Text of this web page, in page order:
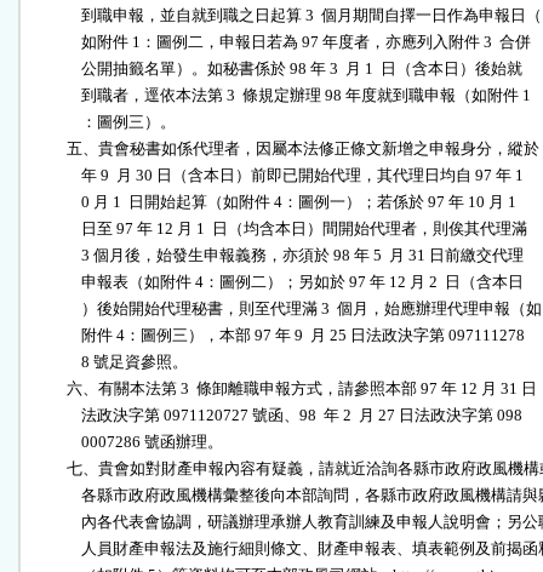
              到職申報，並自就到職之日起算 3  個月期間自擇一日作為申報日（
              如附件 1：圖例二，申報日若為 97 年度者，亦應列入附件 3  合併
              公開抽籤名單）。如秘書係於 98 年 3  月 1  日（含本日）後始就
              到職者，逕依本法第 3  條規定辦理 98 年度就到職申報（如附件 1
              ：圖例三）。
五、貴會秘書如係代理者，因屬本法修正條文新增之申報身分，縱
              年 9  月 30 日（含本日）前即已開始代理，其代理日均自 97 年 1
              0 月 1  日開始起算（如附件 4：圖例一）；若係於 97 年 10 月 1
              日至 97 年 12 月 1  日（均含本日）間開始代理者，則俟其代理滿
              3 個月後，始發生申報義務，亦須於 98 年 5  月 31 日前繳交代理
              申報表（如附件 4：圖例二）；另如於 97 年 12 月 2  日（含本日
              ）後始開始代理秘書，則至代理滿 3  個月，始應辦理代理申報（如
              附件 4：圖例三），本部 97 年 9  月 25 日法政決字第 097111278
              8 號足資參照。
          六、有關本法第 3  條卸離職申報方式，請參照本部 97 年 12 月 31 日
              法政決字第 0971120727 號函、98  年 2  月 27 日法政決字第 098
              0007286 號函辦理。
七、貴會如對財產申報內容有疑義，請就近洽詢各縣市政府政風機
各縣市政府政風機構彙整後向本部詢問，各縣市政府政風機構請與
內各代表會協調，研議辦理承辦人教育訓練及申報人說明會；另公
人員財產申報法及施行細則條文、財產申報表、填表範例及前揭函